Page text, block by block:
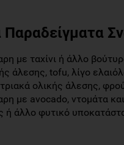
με ταχίνι ή άλλο
άλεσης, tofu, λίγο
ολικής άλεσης,
με avocado, ντομάτα
ή άλλο φυτικό